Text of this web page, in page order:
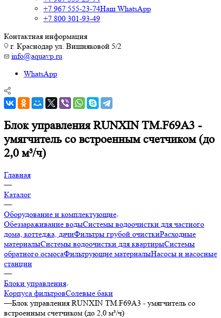
+7 967 555-23-74Наш WhatsApp
+7 800 301-93-49
Контактная информация
г. Краснодар ул. Вишняковой 5/2
info@aquavp.ru
WhatsApp
Блок управления RUNXIN TM.F69A3 -
умягчитель со встроенным счетчиком (до
2,0 м³/ч)
Главная
—
Каталог
—
Оборудование и комплектующие
Обеззараживание водыСистемы водоочистки для частного
дома, коттеджа, дачиФильтры грубой очисткиРасходные
материалыСистемы водоочистки для квартирыСистемы
обратного осмосаФильтрующие материалыНасосы и насосные
станции
—
Блоки управления
Корпуса фильтровСолевые баки
—Блок управления RUNXIN TM.F69A3 - умягчитель со
встроенным счетчиком (до 2,0 м³/ч)